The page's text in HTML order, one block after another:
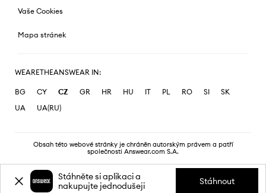
Vaše Cookies
Mapa stránek
WEARETHEANSWEAR IN:
BG CY CZ GR HR HU IT PL RO SI
SK
UA
UA(RU)
Obsah této webové stránky je chráněn autorským právem a patří
společnosti Answear.com S.A.
Stáhněte si aplikaci a
nakupujte jednodušeji
Stáhnout